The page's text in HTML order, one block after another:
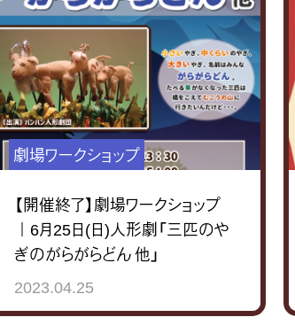
劇場ワークショップ
【開催終了】劇場ワークショップ
｜6月25日(日)人形劇「三匹のや
ぎのがらがらどん 他」
2023.04.25